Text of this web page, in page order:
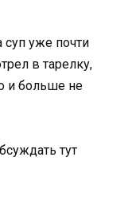
суп уже почти
в тарелку,
и больше не
тут